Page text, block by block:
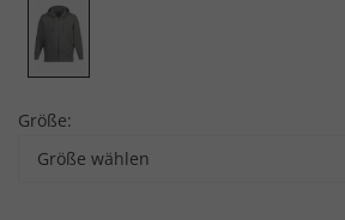
Größe:
Größe wählen